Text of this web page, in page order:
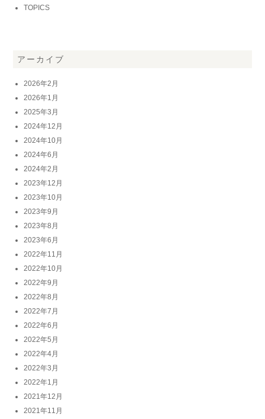
TOPICS
アーカイブ
2026年2月
2026年1月
2025年3月
2024年12月
2024年10月
2024年6月
2024年2月
2023年12月
2023年10月
2023年9月
2023年8月
2023年6月
2022年11月
2022年10月
2022年9月
2022年8月
2022年7月
2022年6月
2022年5月
2022年4月
2022年3月
2022年1月
2021年12月
2021年11月